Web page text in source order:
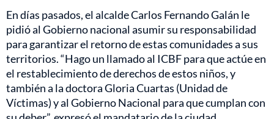
En días pasados, el alcalde Carlos Fernando Galán le
pidió al Gobierno nacional asumir su responsabilidad
para garantizar el retorno de estas comunidades a sus
territorios. “Hago un llamado al ICBF para que actúe en
el restablecimiento de derechos de estos niños, y
también a la doctora Gloria Cuartas (Unidad de
Víctimas) y al Gobierno Nacional para que cumplan con